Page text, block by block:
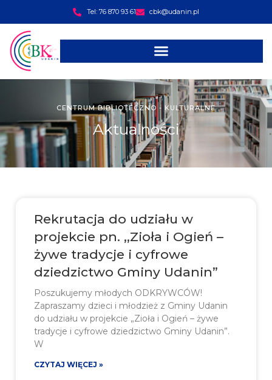
Tel: 76 870 93 61 cbk@udanin.pl
CENTRUM BIBLIOTECZNO - KULTURALNE
Aktualności
Rekrutacja do udziału w
projekcie pn. ,,Zioła i Ogień –
żywe tradycje i cyfrowe
dziedzictwo Gminy Udanin”
Poszukujemy młodych ODKRYWCÓW!
Zapraszamy dzieci i młodzież z Gminy Udanin
do udziału w projekcie „Zioła i Ogień – żywe
tradycje i cyfrowe dziedzictwo Gminy Udanin”.
W
CZYTAJ WIĘCEJ »